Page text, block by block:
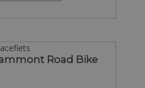
Road Bike